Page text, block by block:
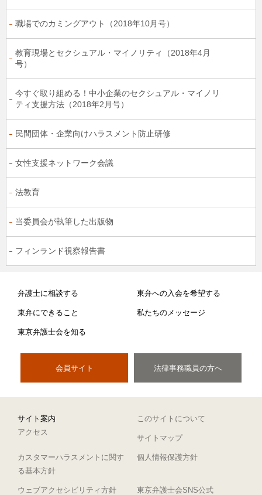
職場でのカミングアウト（2018年10月号）
教育現場とセクシュアル・マイノリティ（2018年4月
号）
今すぐ取り組める！中小企業のセクシュアル・マイノリ
ティ支援方法（2018年2月号）
民間団体・企業向けハラスメント防止研修
女性支援ネットワーク会議
法教育
当委員会が執筆した出版物
フィンランド視察報告書
弁護士に相談する 東弁への入会を希望する
東弁にできること 私たちのメッセージ
東京弁護士会を知る
会員サイト 法律事務職員の方へ
サイト案内
このサイトについて
アクセス
サイトマップ
カスタマーハラスメントに関す
る基本方針
個人情報保護方針
ウェブアクセシビリティ方針 東京弁護士会SNS公式